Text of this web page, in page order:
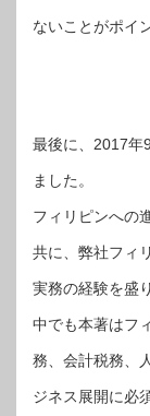
ないことがポイ
最後に、2017年
ました。
フィリピンへの
共に、弊社フィ
実務の経験を盛
中でも本著はフ
務、会計税務、
ジネス展開に必